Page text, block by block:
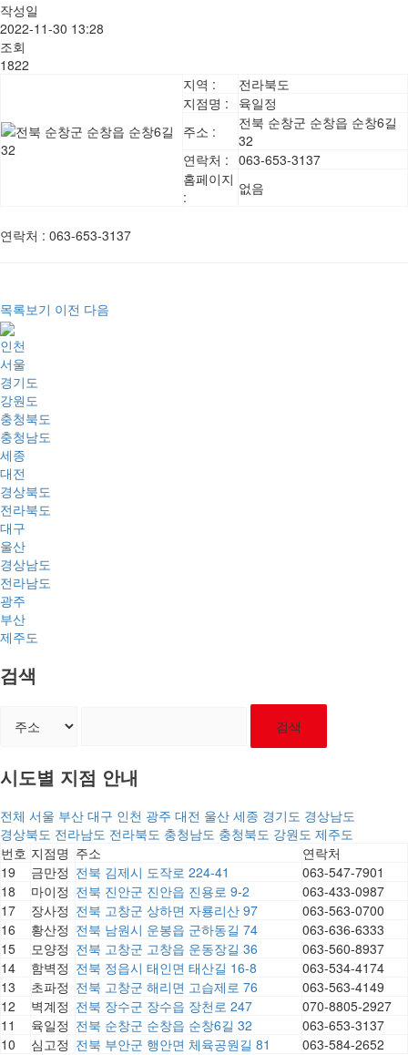
작성일
2022-11-30 13:28
조회
1822
지역 :
전라북도
지점명 :
육일정
주소 :
전북 순창군 순창읍 순창6길
32
연락처 : 063-653-3137
홈페이지
:
없음
연락처 : 063-653-3137
목록보기 이전 다음
인천
서울
경기도
강원도
충청북도
충청남도
세종
대전
경상북도
전라북도
대구
울산
경상남도
전라남도
광주
부산
제주도
검색
검색
시도별 지점 안내
전체 서울 부산 대구 인천 광주 대전 울산 세종 경기도 경상남도
경상북도 전라남도 전라북도 충청남도 충청북도 강원도 제주도
번호 지점명 주소
연락처
19
금만정 전북 김제시 도작로 224-41
063-547-7901
18
마이정 전북 진안군 진안읍 진용로 9-2
063-433-0987
17
장사정 전북 고창군 상하면 자룡리산 97
063-563-0700
16
황산정 전북 남원시 운봉읍 군하동길 74
063-636-6333
15
모양정 전북 고창군 고창읍 운동장길 36
063-560-8937
14
함벽정 전북 정읍시 태인면 태산길 16-8
063-534-4174
13
초파정 전북 고창군 해리면 고습제로 76
063-563-4149
12
벽계정 전북 장수군 장수읍 장천로 247
070-8805-2927
11
육일정 전북 순창군 순창읍 순창6길 32
063-653-3137
10
심고정 전북 부안군 행안면 체육공원길 81 063-584-2652